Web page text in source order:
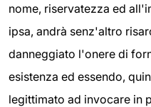
nome, riservatezza ed
ipsa, andrà senz'altro
danneggiato l'onere di
esistenza ed essendo,
legittimato ad invocare in